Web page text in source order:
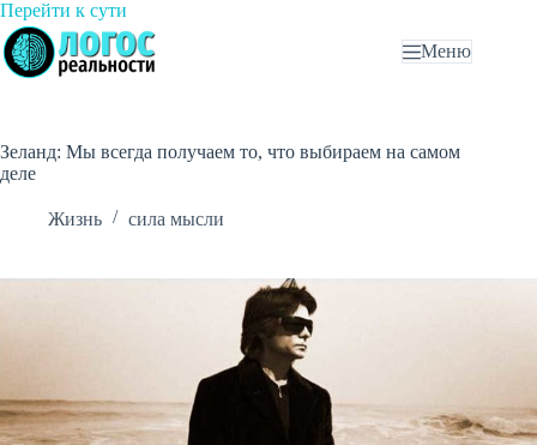
Перейти к сути
к
сути
Меню
Зеланд: Мы всегда получаем то, что выбираем на самом
деле
Жизнь сила мысли